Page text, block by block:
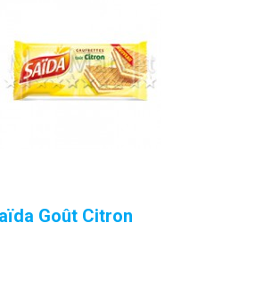
Goût Citron